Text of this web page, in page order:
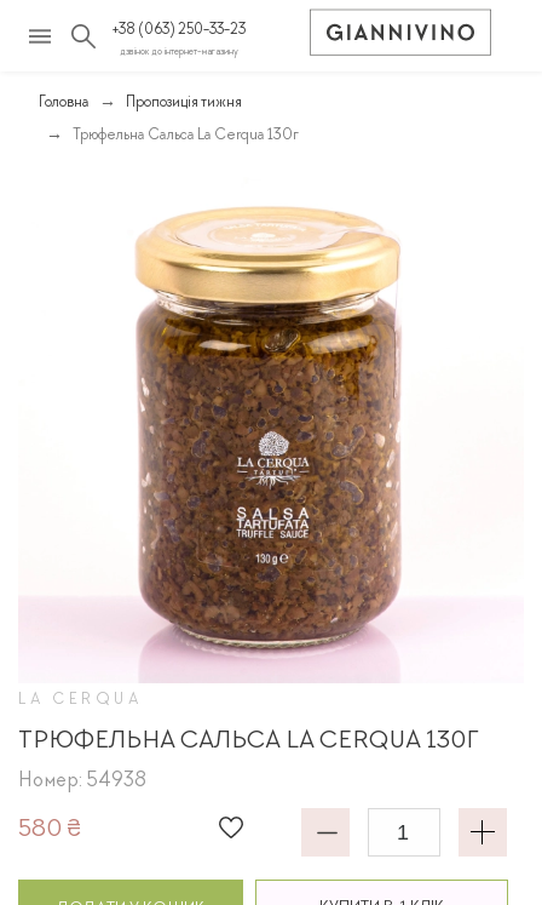
+38 (063) 250-33-23
дзвінок до інтернет-магазину
Головна
Пропозиція тижня
Трюфельна Сальса La Cerqua 130г
LA CERQUA
ТРЮФЕЛЬНА САЛЬСА LA CERQUA 130Г
Номер: 54938
580 ₴